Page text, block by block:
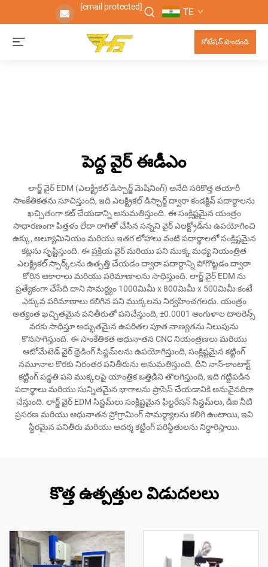
[email protected] TE
కోటేషన్ పొందండి
పెద్ద వైర్ ఈడీఎం
లార్జ్ వైర్ EDM (ఎలక్ట్రికల్ డిస్చార్జ్ మెషినింగ్) అనేది సరికొత్త తయారీ
సాంకేతికతను సూచిస్తుంది, ఇది ఎలక్ట్రికల్ డిస్చార్జ్ ద్వారా కండక్టివ్ పదార్థాలను
ఖచ్చితంగా కట్ చేయడాన్ని అనుమతిస్తుంది. ఈ సంక్లిష్టమైన యంత్రం
సాధారణంగా పిత్తళం లేదా రాగితో చేసిన సన్నని వైర్ ఎలక్ట్రోడ్‌ను ఉపయోగించి
ఉక్కు, అల్యూమినియం మరియు ఇతర లోహాలు వంటి పదార్థాలలో సంక్లిష్టమైన
కట్లను సృష్టిస్తుంది. ఈ ప్రక్రియ వైర్ మరియు పని ముక్క మధ్య నియంత్రిత
ఎలక్ట్రికల్ స్పార్క్‌లను ఉత్పత్తి చేయడం ద్వారా పదార్థాన్ని పోగొట్టడం ద్వారా
కోరిన ఆకారాలు మరియు పరిమాణాలను సాధిస్తుంది. లార్జ్ వైర్ EDM ను
ప్రత్యేకంగా చేసేది దాని సామర్థ్యం 1000మిమీ x 800మిమీ x 500మిమీ కంటే
ఎక్కువ పరిమాణాలు కలిగిన పని ముక్కలను నిర్వహించగలదు. యంత్రం
అత్యంత ఖచ్చితమైన పనితీరుతో పనిచేస్తుంది, ±0.0001 అంగుళాల టాలరెన్స్
వరకు సాధిస్తూ అద్భుతమైన ఉపరితల పూత నాణ్యతను నిలుపును
కొనసాగిస్తుంది. ఈ సాంకేతికత అధునాతన CNC నియంత్రణలు మరియు
ఆటోమేటెడ్ వైర్ థ్రెడింగ్ సిస్టమ్‌లను ఉపయోగిస్తుంది, సంక్లిష్టమైన కట్టింగ్
నమూనాల కొరకు నిరంతర పనితీరును అనుమతిస్తుంది. దీని నాన్-కాంటాక్ట్
కట్టింగ్ పద్ధతి పని ముక్కలపై యాంత్రిక ఒత్తిడిని తొలగిస్తుంది, ఇది గట్టిపడిన
పదార్థాలు మరియు సున్నితమైన భాగాలను ప్రాసెస్ చేయడానికి అనువైనదిగా
చేస్తుంది. లార్జ్ వైర్ EDM సిస్టమ్‌లు సంక్లిష్టమైన ఫిల్టరేషన్ సిస్టమ్‌లు, డీఐ నీటి
ప్రసరణ మరియు అధునాతన ప్రోగ్రామింగ్ సామర్థ్యాలను కలిగి ఉంటాయి, ఇవి
స్థిరమైన పనితీరు మరియు ఆదర్శ కట్టింగ్ పరిస్థితులను నిర్ధారిస్తాయి.
కొత్త ఉత్పత్తుల విడుదలలు